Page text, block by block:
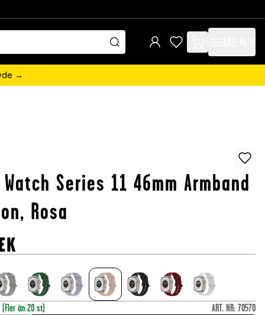
items in cart, view
→
Series 11 46mm Armband
Rosa
(Fler än 20 st) ART. NR: 70570